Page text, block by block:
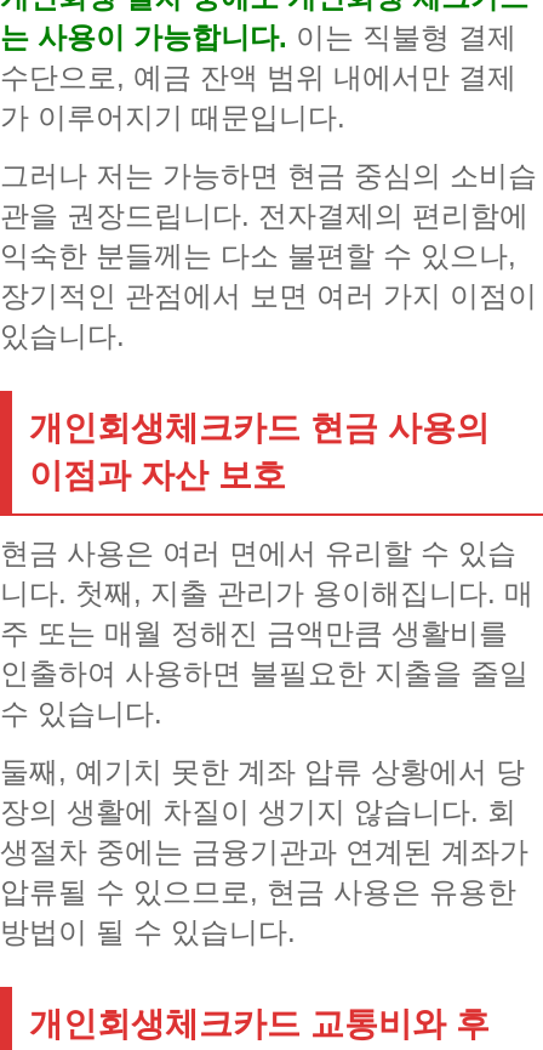
는 사용이 가능합니다. 이는 직불형 결제
수단으로, 예금 잔액 범위 내에서만 결제
가 이루어지기 때문입니다.
그러나 저는 가능하면 현금 중심의 소비습
관을 권장드립니다. 전자결제의 편리함에
익숙한 분들께는 다소 불편할 수 있으나,
장기적인 관점에서 보면 여러 가지 이점이
있습니다.
개인회생체크카드 현금 사용의
이점과 자산 보호
현금 사용은 여러 면에서 유리할 수 있습
니다. 첫째, 지출 관리가 용이해집니다. 매
주 또는 매월 정해진 금액만큼 생활비를
인출하여 사용하면 불필요한 지출을 줄일
수 있습니다.
둘째, 예기치 못한 계좌 압류 상황에서 당
장의 생활에 차질이 생기지 않습니다. 회
생절차 중에는 금융기관과 연계된 계좌가
압류될 수 있으므로, 현금 사용은 유용한
방법이 될 수 있습니다.
개인회생체크카드 교통비와 후